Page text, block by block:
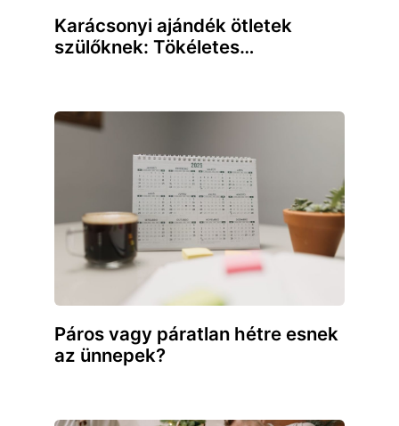
Karácsonyi ajándék ötletek
szülőknek: Tökéletes…
Páros vagy páratlan hétre esnek
az ünnepek?